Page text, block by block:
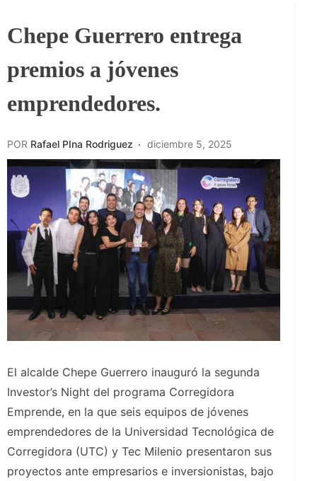
Chepe Guerrero entrega
premios a jóvenes
emprendedores.
POR Rafael PIna Rodriguez diciembre 5, 2025
El alcalde Chepe Guerrero inauguró la segunda
Investor’s Night del programa Corregidora
Emprende, en la que seis equipos de jóvenes
emprendedores de la Universidad Tecnológica de
Corregidora (UTC) y Tec Milenio presentaron sus
proyectos ante empresarios e inversionistas, bajo